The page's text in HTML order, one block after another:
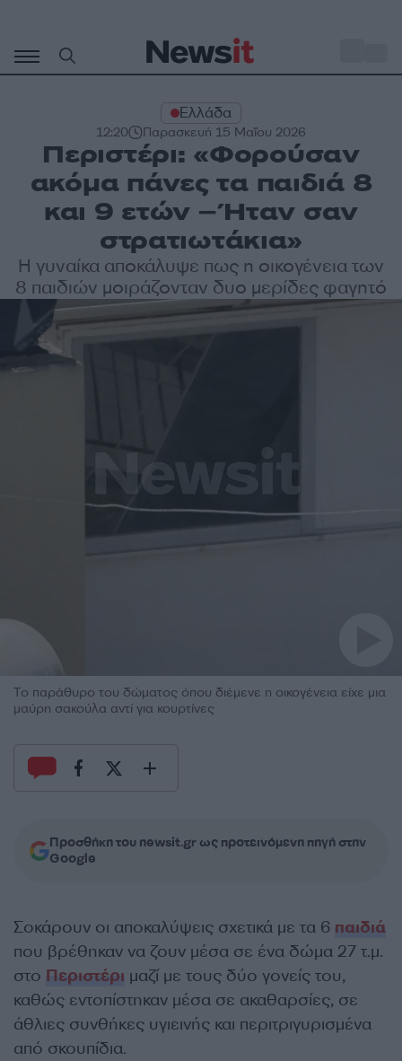
περιεχόμενο
Ελλάδα
12:20 Παρασκευή 15 Μαΐου 2026
Περιστέρι: «Φορούσαν
ακόμα πάνες τα παιδιά 8
και 9 ετών – Ήταν σαν
στρατιωτάκια»
Η γυναίκα αποκάλυψε πως η οικογένεια των
8 παιδιών μοιράζονταν δυο μερίδες φαγητό
Το παράθυρο του δώματος όπου διέμενε η οικογένεια είχε μια
μαύρη σακούλα αντί για κουρτίνες
Προσθήκη του newsit.gr ως προτεινόμενη πηγή στην
Google
Σοκάρουν οι αποκαλύψεις σχετικά με τα 6 παιδιά
που βρέθηκαν να ζουν μέσα σε ένα δώμα 27 τ.μ.
στο Περιστέρι μαζί με τους δύο γονείς του,
καθώς εντοπίστηκαν μέσα σε ακαθαρσίες, σε
άθλιες συνθήκες υγιεινής και περιτριγυρισμένα
από σκουπίδια.